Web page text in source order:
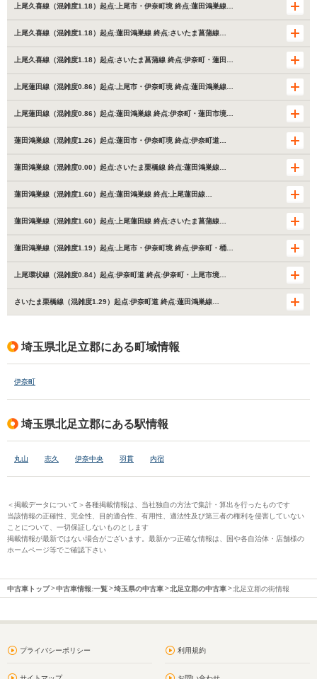
上尾久喜線（混雑度1.18）起点:上尾市・伊奈町境 終点:蓮田鴻巣線…
上尾久喜線（混雑度1.18）起点:蓮田鴻巣線 終点:さいたま菖蒲線…
上尾久喜線（混雑度1.18）起点:さいたま菖蒲線 終点:伊奈町・蓮田…
上尾蓮田線（混雑度0.86）起点:上尾市・伊奈町境 終点:蓮田鴻巣線…
上尾蓮田線（混雑度0.86）起点:蓮田鴻巣線 終点:伊奈町・蓮田市境…
蓮田鴻巣線（混雑度1.26）起点:蓮田市・伊奈町境 終点:伊奈町道…
蓮田鴻巣線（混雑度0.00）起点:さいたま栗橋線 終点:蓮田鴻巣線…
蓮田鴻巣線（混雑度1.60）起点:蓮田鴻巣線 終点:上尾蓮田線…
蓮田鴻巣線（混雑度1.60）起点:上尾蓮田線 終点:さいたま菖蒲線…
蓮田鴻巣線（混雑度1.19）起点:上尾市・伊奈町境 終点:伊奈町・桶…
上尾環状線（混雑度0.84）起点:伊奈町道 終点:伊奈町・上尾市境…
さいたま栗橋線（混雑度1.29）起点:伊奈町道 終点:蓮田鴻巣線…
埼玉県北足立郡にある町域情報
伊奈町
埼玉県北足立郡にある駅情報
丸山 志久 伊奈中央 羽貫 内宿
＜掲載データについて＞各種掲載情報は、当社独自の方法で集計・算出を行ったものです
当該情報の正確性、完全性、目的適合性、有用性、適法性及び第三者の権利を侵害していない
ことについて、一切保証しないものとします
掲載情報が最新ではない場合がございます。最新かつ正確な情報は、国や各自治体・店舗様の
ホームページ等でご確認下さい
中古車トップ 中古車情報:一覧 埼玉県の中古車 北足立郡の中古車 北足立郡の街情報
プライバシーポリシー 利用規約